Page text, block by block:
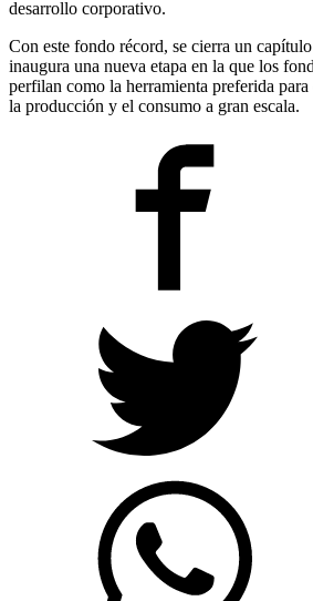
desarrollo corporativo.
Con este fondo récord, se cierra un
inaugura una nueva etapa en la que los
perfilan como la herramienta preferida
la producción y el consumo a gran escala.